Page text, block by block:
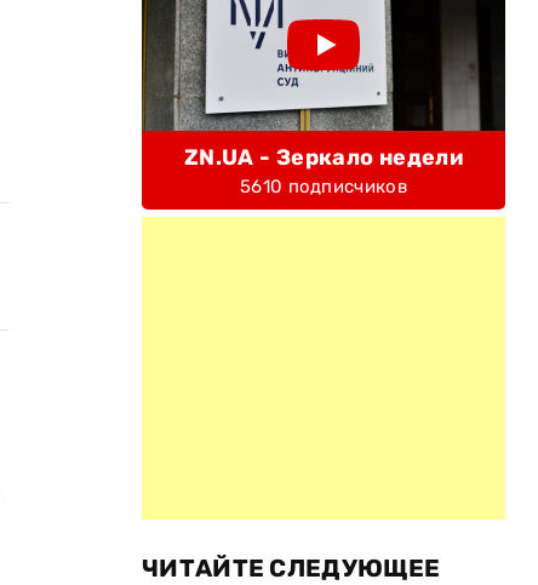
ZN.UA - Зеркало недели
5610 подписчиков
ЧИТАЙТЕ СЛЕДУЮЩЕЕ